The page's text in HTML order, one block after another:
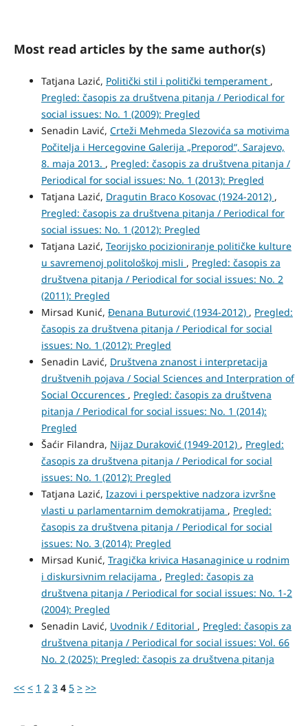
Most read articles by the same author(s)
Tatjana Lazić, Politički stil i politički temperament ,
Pregled: časopis za društvena pitanja / Periodical for
social issues: No. 1 (2009): Pregled
Senadin Lavić, Crteži Mehmeda Slezovića sa motivima
Počitelja i Hercegovine Galerija „Preporod“, Sarajevo,
8. maja 2013. , Pregled: časopis za društvena pitanja /
Periodical for social issues: No. 1 (2013): Pregled
Tatjana Lazić, Dragutin Braco Kosovac (1924-2012) ,
Pregled: časopis za društvena pitanja / Periodical for
social issues: No. 1 (2012): Pregled
Tatjana Lazić, Teorijsko pocizioniranje političke kulture
u savremenoj politološkoj misli , Pregled: časopis za
društvena pitanja / Periodical for social issues: No. 2
(2011): Pregled
Mirsad Kunić, Đenana Buturović (1934-2012) , Pregled:
časopis za društvena pitanja / Periodical for social
issues: No. 1 (2012): Pregled
Senadin Lavić, Društvena znanost i interpretacija
društvenih pojava / Social Sciences and Interpration of
Social Occurences , Pregled: časopis za društvena
pitanja / Periodical for social issues: No. 1 (2014):
Pregled
Šaćir Filandra, Nijaz Duraković (1949-2012) , Pregled:
časopis za društvena pitanja / Periodical for social
issues: No. 1 (2012): Pregled
Tatjana Lazić, Izazovi i perspektive nadzora izvršne
vlasti u parlamentarnim demokratijama , Pregled:
časopis za društvena pitanja / Periodical for social
issues: No. 3 (2014): Pregled
Mirsad Kunić, Tragička krivica Hasanaginice u rodnim
i diskursivnim relacijama , Pregled: časopis za
društvena pitanja / Periodical for social issues: No. 1-2
(2004): Pregled
Senadin Lavić, Uvodnik / Editorial , Pregled: časopis za
društvena pitanja / Periodical for social issues: Vol. 66
No. 2 (2025): Pregled: časopis za društvena pitanja
<< < 1 2 3 4 5 > >>